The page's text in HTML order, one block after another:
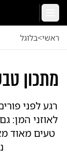
דלג לתוכן הראשי
ראשי<בלוגל
מתכון
רגע לפני
לאוזני המן:
טעים מאוד